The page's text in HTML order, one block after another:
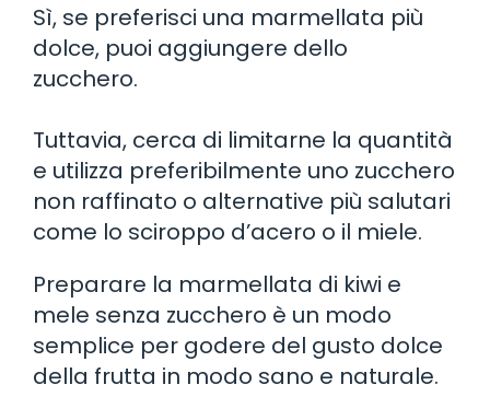
Sì, se preferisci una marmellata più
dolce, puoi aggiungere dello
zucchero.
Tuttavia, cerca di limitarne la quantità
e utilizza preferibilmente uno zucchero
non raffinato o alternative più salutari
come lo sciroppo d’acero o il miele.
Preparare la marmellata di kiwi e
mele senza zucchero è un modo
semplice per godere del gusto dolce
della frutta in modo sano e naturale.